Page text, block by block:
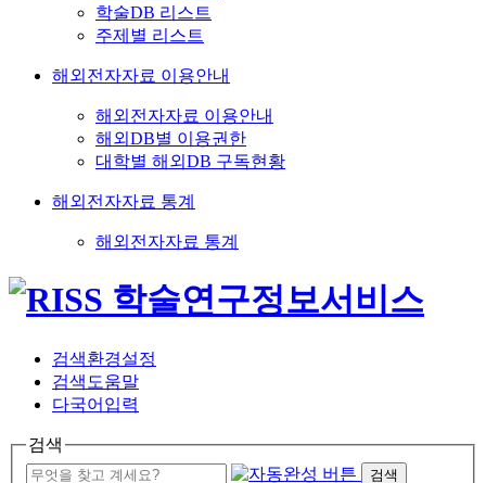
학술DB 리스트
주제별 리스트
해외전자자료 이용안내
해외전자자료 이용안내
해외DB별 이용권한
대학별 해외DB 구독현황
해외전자자료 통계
해외전자자료 통계
검색환경설정
검색도움말
다국어입력
검색
검색